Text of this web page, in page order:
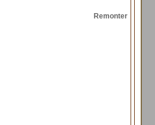
Remonter